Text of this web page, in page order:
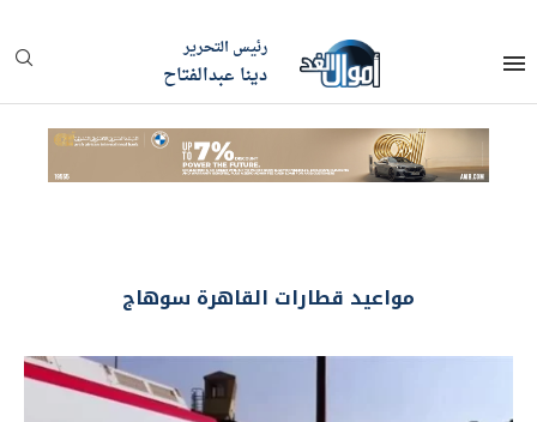
رئيس التحرير
دينا عبدالفتاح
مواعيد قطارات القاهرة سوهاج